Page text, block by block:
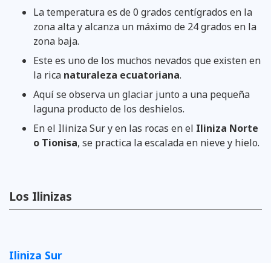
La temperatura es de 0 grados centígrados en la
zona alta y alcanza un máximo de 24 grados en la
zona baja.
Este es uno de los muchos nevados que existen en
la rica naturaleza ecuatoriana.
Aquí se observa un glaciar junto a una pequeña
laguna producto de los deshielos.
En el Iliniza Sur y en las rocas en el Iliniza Norte
o Tionisa, se practica la escalada en nieve y hielo.
Los Ilinizas
Iliniza Sur